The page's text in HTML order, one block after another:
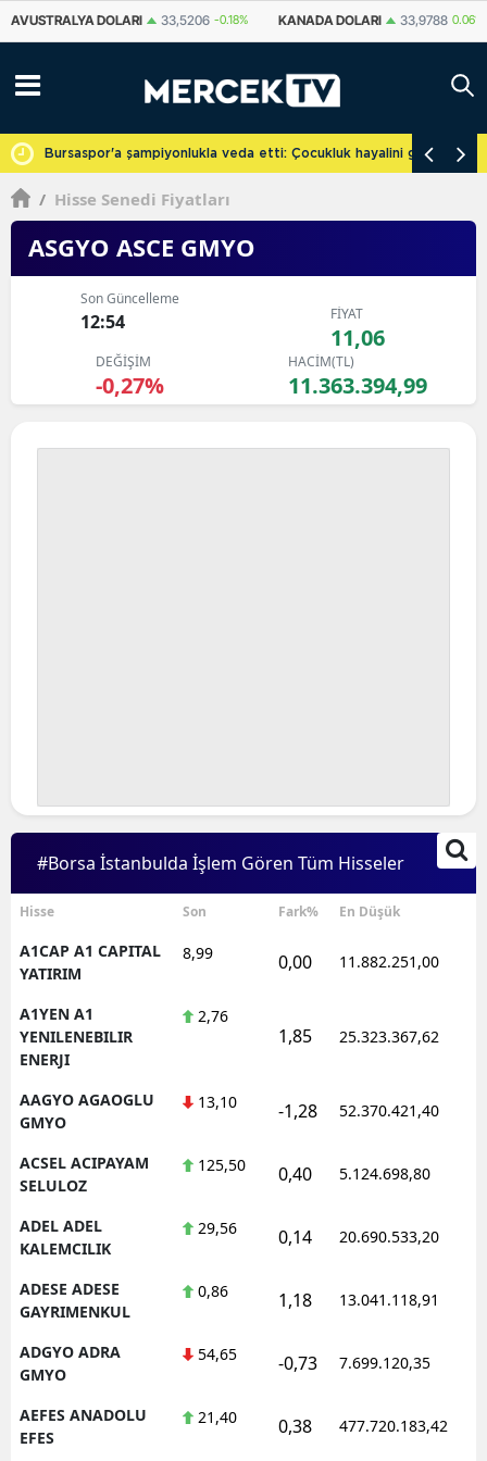
KANADA DOLARI 33,9788 0.06% İSVIÇRE FRANKI 58,8246 -0.23%
Bursaspor'a şampiyonlukla veda etti: Çocukluk hayalini
/ Hisse Senedi Fiyatları
ASGYO ASCE GMYO
Son Güncelleme
12:54 FİYAT
11,06
DEĞİŞİM
-0,27%
HACİM(TL)
11.363.394,99
#Borsa İstanbulda İşlem Gören Tüm Hisseler
Hisse Son Fark% En Düşük
A1CAP A1 CAPITAL
YATIRIM
8,99 0,00 11.882.251,00
A1YEN A1
YENILENEBILIR
ENERJI
2,76
1,85 25.323.367,62
AAGYO AGAOGLU
GMYO
13,10 -1,28 52.370.421,40
ACSEL ACIPAYAM
SELULOZ
125,50 0,40 5.124.698,80
ADEL ADEL
KALEMCILIK
29,56 0,14 20.690.533,20
ADESE ADESE
GAYRIMENKUL
0,86 1,18 13.041.118,91
ADGYO ADRA
GMYO
54,65 -0,73 7.699.120,35
AEFES ANADOLU
EFES
21,40 0,38 477.720.183,42